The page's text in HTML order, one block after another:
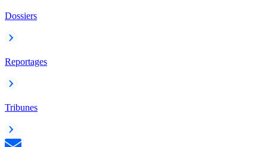
Dossiers
Reportages
Tribunes